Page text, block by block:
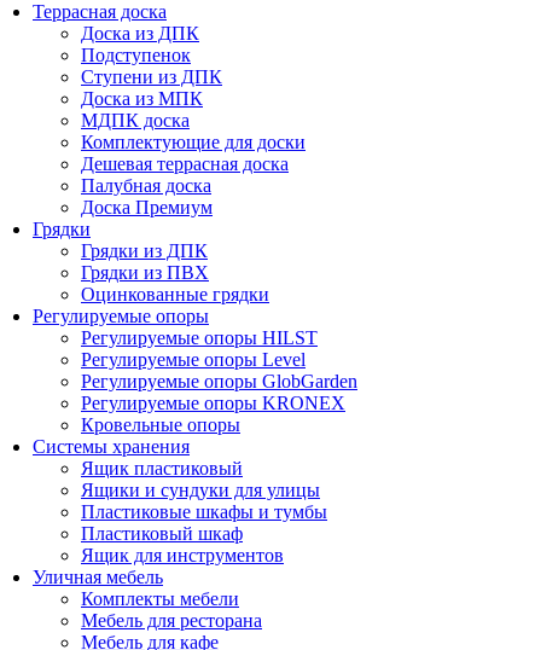
Террасная доска
Доска из ДПК
Подступенок
Ступени из ДПК
Доска из МПК
МДПК доска
Комплектующие для доски
Дешевая террасная доска
Палубная доска
Доска Премиум
Грядки
Грядки из ДПК
Грядки из ПВХ
Оцинкованные грядки
Регулируемые опоры
Регулируемые опоры HILST
Регулируемые опоры Level
Регулируемые опоры GlobGarden
Регулируемые опоры KRONEX
Кровельные опоры
Системы хранения
Ящик пластиковый
Ящики и сундуки для улицы
Пластиковые шкафы и тумбы
Пластиковый шкаф
Ящик для инструментов
Уличная мебель
Комплекты мебели
Мебель для ресторана
Мебель для кафе